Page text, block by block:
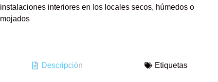
instalaciones interiores en los locales secos, húmedos o
mojados
Descripción Etiquetas